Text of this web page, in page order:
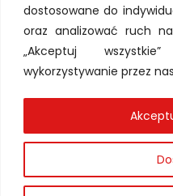
dostosowane do
oraz analizować ruch
„Akceptuj
wykorzystywanie przez